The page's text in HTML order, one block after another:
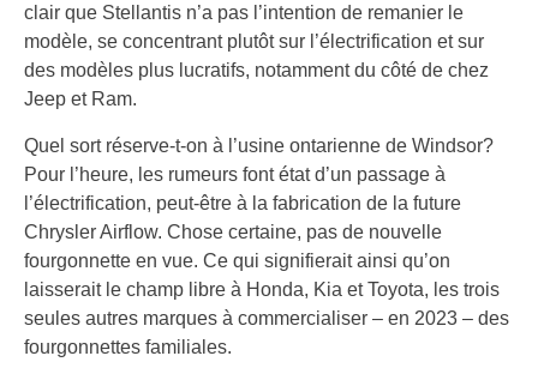
clair que Stellantis n’a pas l’intention de remanier le
modèle, se concentrant plutôt sur l’électrification et sur
des modèles plus lucratifs, notamment du côté de chez
Jeep et Ram.
Quel sort réserve-t-on à l’usine ontarienne de Windsor?
Pour l’heure, les rumeurs font état d’un passage à
l’électrification, peut-être à la fabrication de la future
Chrysler Airflow. Chose certaine, pas de nouvelle
fourgonnette en vue. Ce qui signifierait ainsi qu’on
laisserait le champ libre à Honda, Kia et Toyota, les trois
seules autres marques à commercialiser – en 2023 – des
fourgonnettes familiales.